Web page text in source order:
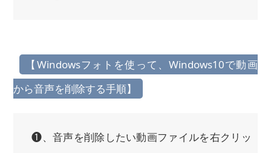
【Windowsフォトを使って、Windows10で動画
から音声を削除する手順】
❶、音声を削除したい動画ファイルを右クリッ